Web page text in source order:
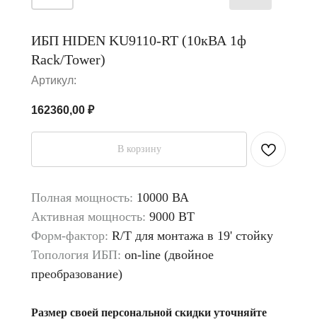
ИБП HIDEN KU9110-RT (10кВА 1ф
Rack/Tower)
Артикул:
162360,00 ₽
В корзину
Полная мощность: 10000 ВА
Активная мощность: 9000 ВТ
Форм-фактор: R/T для монтажа в 19' стойку
Топология ИБП: on-line (двойное
преобразование)
Размер своей персональной скидки уточняйте